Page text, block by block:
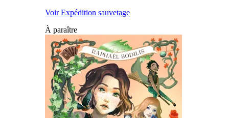
Voir Expédition sauvetage
À paraître